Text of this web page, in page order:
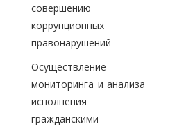
совершению
коррупционных
правонарушений
Осуществление
мониторинга и анализа
исполнения
гражданскими